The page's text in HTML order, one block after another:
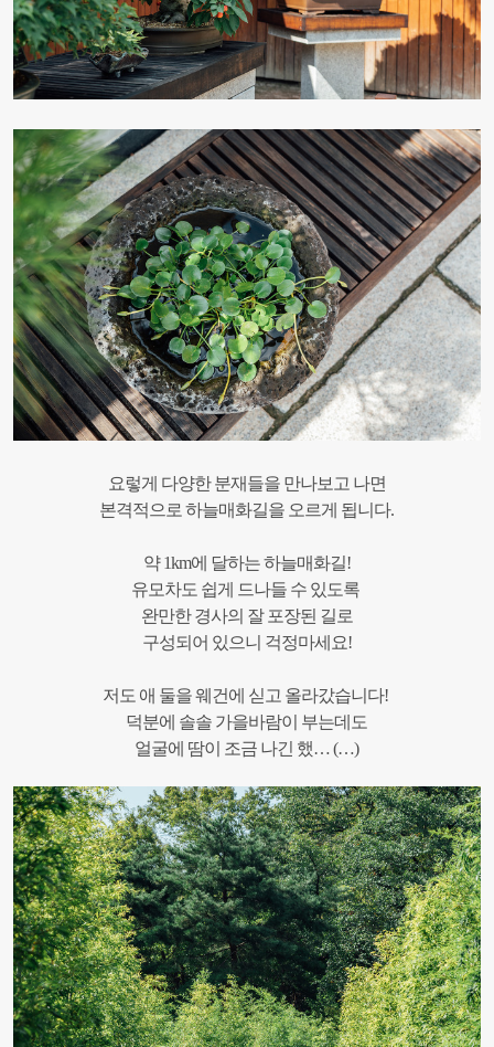
요렇게 다양한 분재들을 만나보고 나면
본격적으로 하늘매화길을 오르게 됩니다.
약 1km에 달하는 하늘매화길!
유모차도 쉽게 드나들 수 있도록
완만한 경사의 잘 포장된 길로
구성되어 있으니 걱정마세요!
저도 애 둘을 웨건에 싣고 올라갔습니다!
덕분에 솔솔 가을바람이 부는데도
얼굴에 땀이 조금 나긴 했… (…)